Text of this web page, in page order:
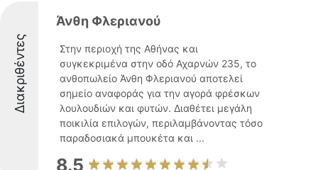
Διακριθέντες
Άνθη Φλεριανού
Στην περιοχή της Αθήνας και
συγκεκριμένα στην οδό Αχαρνών 235, το
ανθοπωλείο Άνθη Φλεριανού αποτελεί
σημείο αναφοράς για την αγορά φρέσκων
λουλουδιών και φυτών. Διαθέτει μεγάλη
ποικιλία επιλογών, περιλαμβάνοντας τόσο
παραδοσιακά μπουκέτα και ...
8.5